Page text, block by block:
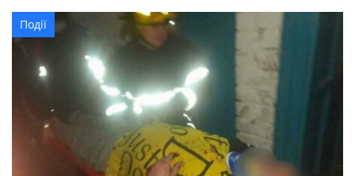
Події